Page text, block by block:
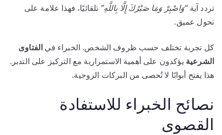
تردد آية“وَاصْبِرْ وَمَا صَبْرُكَ إِلَّا بِاللَّهِ” تلقائيًا، فهذا علامة على
تحول عميق.
كل تجربة تختلف حسب ظروف الشخص. الخبراء في الفتاوى
الشرعية يؤكدون على أهمية الاستمرارية مع التركيز على التدبر.
هذا يفتح أبوابًا لا تُحصى من البركات الروحية.
نصائح الخبراء للاستفادة
القصوى